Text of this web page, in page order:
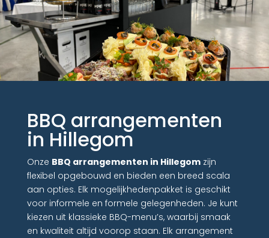
BBQ arrangementen
in Hillegom
Onze BBQ arrangementen in Hillegomzijn
flexibel opgebouwd en bieden een breed scala
aan opties. Elk mogelijkhedenpakket is geschikt
voor informele en formele gelegenheden. Je kunt
kiezen uit klassieke BBQ-menu’s, waarbij smaak
en kwaliteit altijd voorop staan. Elk arrangement